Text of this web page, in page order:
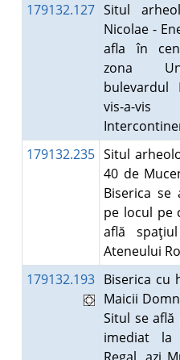
179132.127 Situl
Nicolae -
afla în
zona
bulevardul
vis-a-
179132.235 Situl
40 de
Biserica se
pe locul pe
află
Ateneului
179132.193 Biserica cu
Maicii
Situl se află
imediat